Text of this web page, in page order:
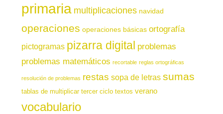
primaria multiplicaciones navidad
operaciones operaciones básicas ortografía
pictogramas pizarra digital problemas
problemas matemáticos recortable reglas ortográficas
resolución de problemas restas sopa de letras sumas
tablas de multiplicar tercer ciclo textos verano
vocabulario